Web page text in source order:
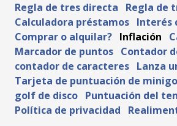
Regla de tres directa
Regla de
Calculadora préstamos Interés
Comprar o alquilar? Inflación
Marcador de puntos Contador
contador de caracteres Lanza
Tarjeta de puntuación de
golf de disco Puntuación del
Política de privacidad